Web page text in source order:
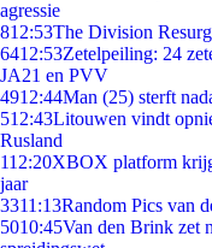
agressie
812:53The Division
6412:53Zetelpeiling: 24
JA21 en PVV
4912:44Man (25) sterft
512:43Litouwen vindt
Rusland
112:20XBOX platform
jaar
3311:13Random Pics van
5010:45Van den Brink zet